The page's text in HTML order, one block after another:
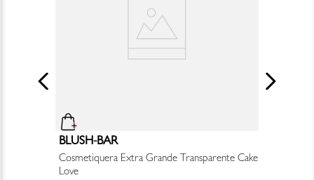
BLUSH-BAR
Cosmetiquera Extra Grande Transparente Cake
Love